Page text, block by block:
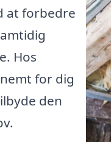
at forbedre
Hos
for dig
den